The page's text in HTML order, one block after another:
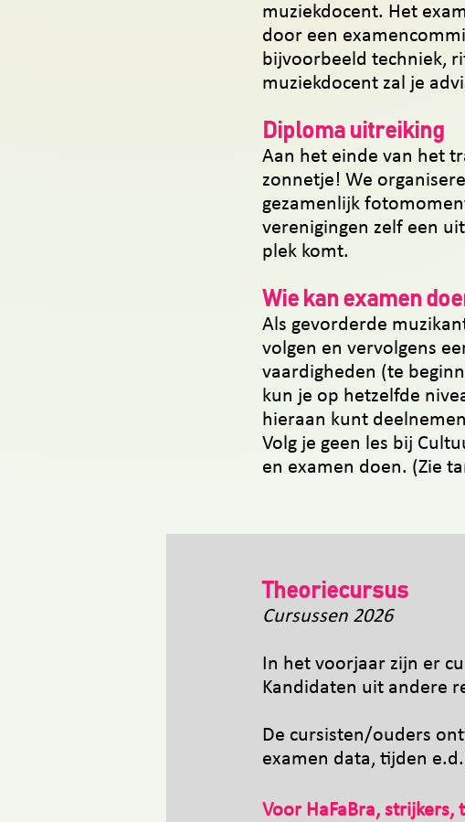
muziekdocent. Het
door een
bijvoorbeeld techniek,
muziekdocent zal je
Diploma uitreiking
Aan het einde van het
zonnetje! We
gezamenlijk
verenigingen zelf een
plek komt.
Wie kan examen
Als gevorderde
volgen en vervolgens
vaardigheden (te
kun je op hetzelfde
hieraan kunt
Volg je geen les bij
en examen doen. (Zie
Theoriecursus
Cursussen 2026
In het voorjaar zijn er
Kandidaten uit andere
De cursisten/ouders
examen data, tijden
Voor HaFaBra,